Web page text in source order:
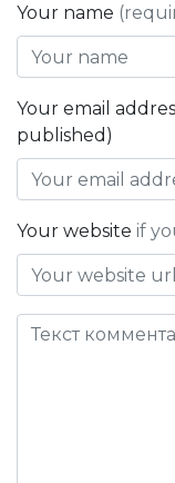
Your name
Your email
published)
Your website if